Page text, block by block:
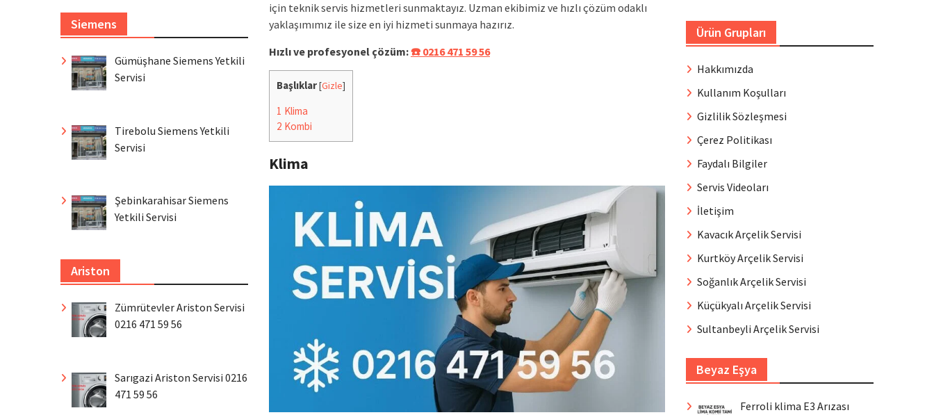
için teknik servis hizmetleri sunmaktayız. Uzman ekibimiz ve hızlı çözüm odaklı
yaklaşımımız ile size en iyi hizmeti sunmaya hazırız.
Hızlı ve profesyonel çözüm:☎️ 0216 471 59 56
Başlıklar[Gizle]
1 Klima
2 Kombi
Klima
Ürün Grupları
Hakkımızda
Kullanım Koşulları
Gizlilik Sözleşmesi
Çerez Politikası
Faydalı Bilgiler
Servis Videoları
İletişim
Kavacık Arçelik Servisi
Kurtköy Arçelik Servisi
Soğanlık Arçelik Servisi
Küçükyalı Arçelik Servisi
Sultanbeyli Arçelik Servisi
Beyaz Eşya
Ferroli klima E3 Arızası
Siemens
Gümüşhane Siemens Yetkili
Servisi
Tirebolu Siemens Yetkili
Servisi
Şebinkarahisar Siemens
Yetkili Servisi
Ariston
Zümrütevler Ariston Servisi
0216 471 59 56
Sarıgazi Ariston Servisi 0216
471 59 56